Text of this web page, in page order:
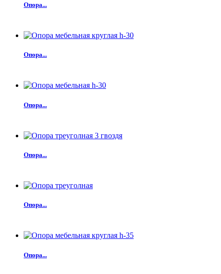
Опора...
Опора...
Опора...
Опора...
Опора...
Опора...